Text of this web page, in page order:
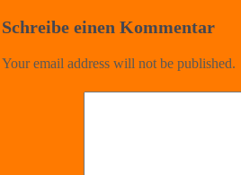
Schreibe einen Kommentar
Your email address will not be published.